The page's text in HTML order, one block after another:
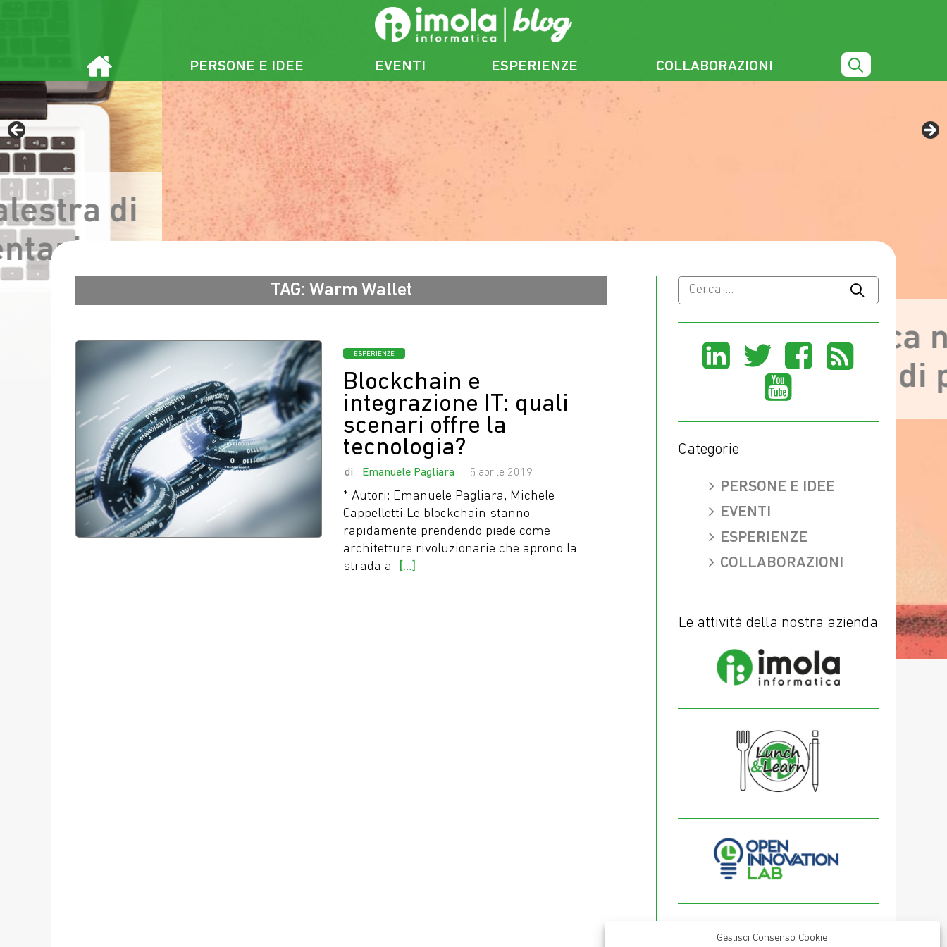
Gestisci Consenso Cookie
PERSONE E IDEE EVENTI ESPERIENZE COLLABORAZIONI
Oggi c’è ancora chi casca nelle mail
di phishing?
Warm Wallet
Categorie
ESPERIENZE
Blockchain e
integrazione IT: quali
scenari offre la
tecnologia?
by Emanuele Pagliara 5 aprile 2019
* Autori: Emanuele Pagliara, Michele
Cappelletti Le blockchain stanno
rapidamente prendendo piede come
architetture rivoluzionarie che aprono la
strada a
[…]
Ricerca
Share
on
LinkedIn
Share
on
X
Share
Facebook
Share
Rss
on
Categorie
PERSONE E IDEE
EVENTI
ESPERIENZE
COLLABORAZIONI
Le attività della nostra azienda